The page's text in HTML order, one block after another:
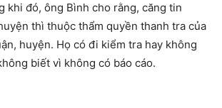
khi đó, ông Bình cho rằng, căng tin
thì thuộc thẩm quyền thanh tra của
huyện. Họ có đi kiểm tra hay không
biết vì không có báo cáo.